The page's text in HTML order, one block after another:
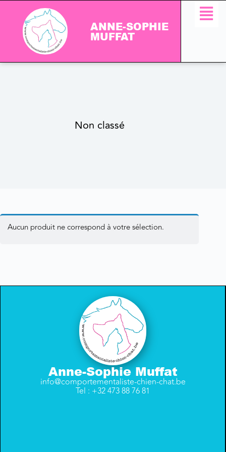
ANNE-SOPHIE
MUFFAT
Non classé
Aucun produit ne correspond à votre sélection.
Anne-Sophie Muffat
info@comportementaliste-chien-chat.be
Tel : +32 473 88 76 81